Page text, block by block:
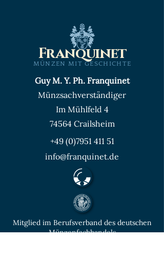
MÜNZEN MIT GESCHICHTE
Franquinet
Guy M. Y. Ph. Franquinet
Münzsachverständiger
Im Mühlfeld 4
74564 Crailsheim
+49 (0)7951 411 51
info@franquinet.de
Mitglied im Berufsverband des deutschen
Münzenfachhandels